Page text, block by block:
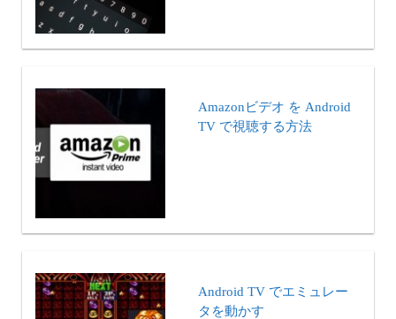
Amazonビデオ を Android
TV で視聴する方法
Android TV でエミュレー
タを動かす